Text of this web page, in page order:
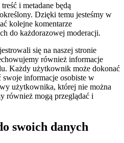
i metadane będą
Dzięki temu jesteśmy w
kolejne komentarze
do każdorazowej moderacji.
się na naszej stronie
również informacje
Każdy użytkownik może dokonać
informacje osobiste w
użytkownika, której nie można
również mogą przeglądać i
swoich danych